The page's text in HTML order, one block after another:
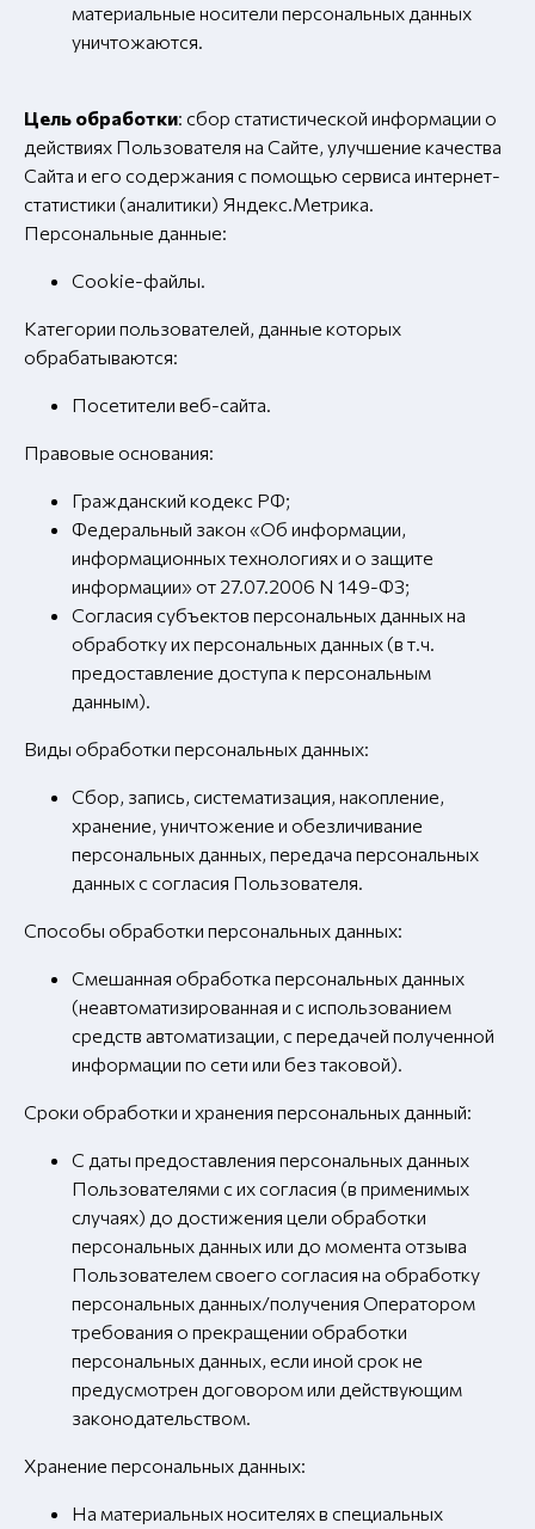
материальные носители персональных данных
уничтожаются.
Цель обработки: сбор статистической информации о
действиях Пользователя на Сайте, улучшение качества
Сайта и его содержания с помощью сервиса интернет-
статистики (аналитики) Яндекс.Метрика.
Персональные данные:
Cookie-файлы.
Категории пользователей, данные которых
обрабатываются:
Посетители веб-сайта.
Правовые основания:
Гражданский кодекс РФ;
Федеральный закон «Об информации,
информационных технологиях и о защите
информации» от 27.07.2006 N 149-ФЗ;
Согласия субъектов персональных данных на
обработку их персональных данных (в т.ч.
предоставление доступа к персональным
данным).
Виды обработки персональных данных:
Сбор, запись, систематизация, накопление,
хранение, уничтожение и обезличивание
персональных данных, передача персональных
данных с согласия Пользователя.
Способы обработки персональных данных:
Смешанная обработка персональных данных
(неавтоматизированная и с использованием
средств автоматизации, с передачей полученной
информации по сети или без таковой).
Сроки обработки и хранения персональных данный:
С даты предоставления персональных данных
Пользователями с их согласия (в применимых
случаях) до достижения цели обработки
персональных данных или до момента отзыва
Пользователем своего согласия на обработку
персональных данных/получения Оператором
требования о прекращении обработки
персональных данных, если иной срок не
предусмотрен договором или действующим
законодательством.
Хранение персональных данных:
На материальных носителях в специальных